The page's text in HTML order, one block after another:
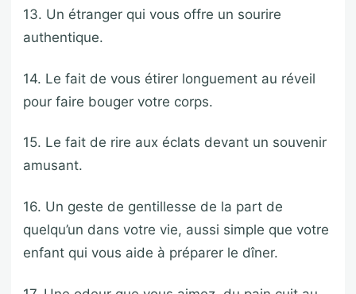
13. Un étranger qui vous offre un sourire
authentique.
14. Le fait de vous étirer longuement au réveil
pour faire bouger votre corps.
15. Le fait de rire aux éclats devant un souvenir
amusant.
16. Un geste de gentillesse de la part de
quelqu’un dans votre vie, aussi simple que votre
enfant qui vous aide à préparer le dîner.